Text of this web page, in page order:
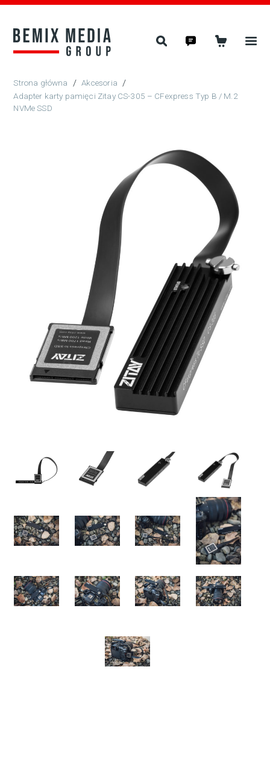
/ Akcesoria /
Adapter karty pamięci Zitay CS-305 – CFexpress Typ B / M.2
NVMe SSD